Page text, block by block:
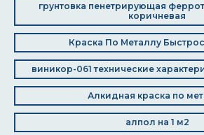
грунтовка пенетрирующая
коричневая
Краска По Металлу
виникор-061 технические
Алкидная краска по
алпол на 1 м2